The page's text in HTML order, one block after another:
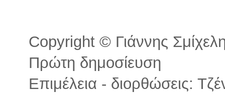
Copyright © Γιάννης
Πρώτη δημοσίευση
Επιμέλεια - διορθώσεις: